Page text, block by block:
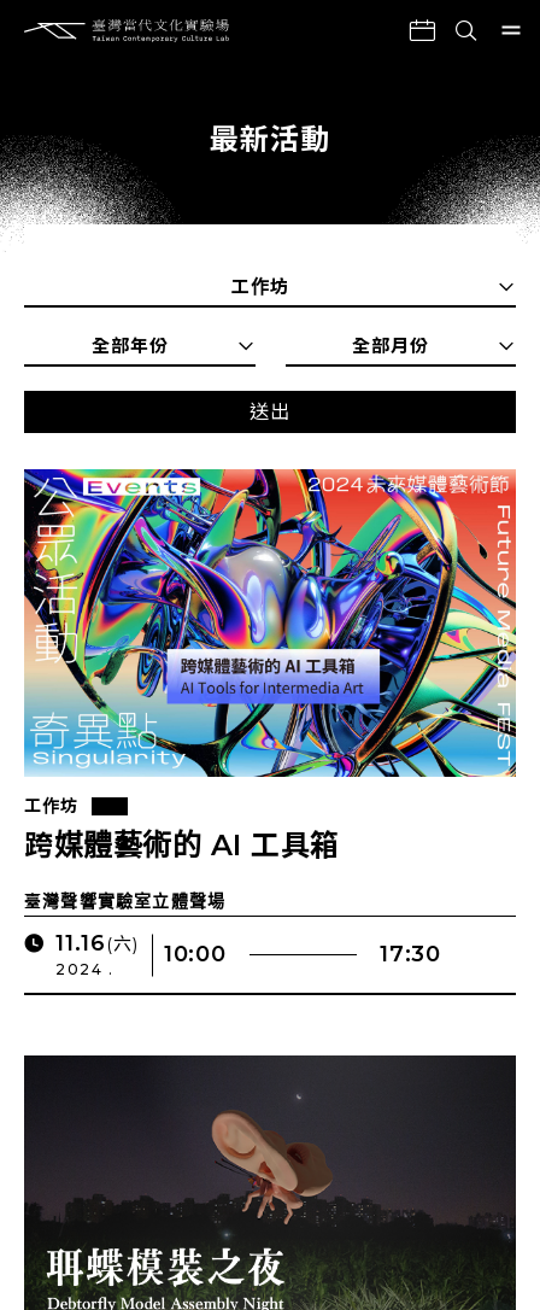
最新活動
工作坊
全部年份 全部月份
送出
工作坊
跨媒體藝術的 AI 工具箱
臺灣聲響實驗室立體聲場
11.16(六)
2024 .
10:00 17:30